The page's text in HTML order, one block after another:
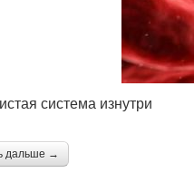
система изнутри
дальше →